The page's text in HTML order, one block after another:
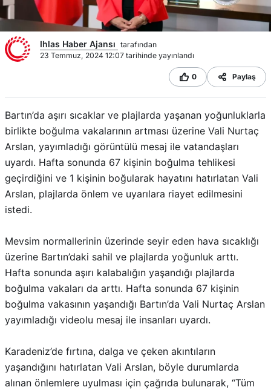
Ihlas Haber Ajansı tarafından
23 Temmuz, 2024 12:07 tarihinde yayınlandı
0 Paylaş
Bartın’da aşırı sıcaklar ve plajlarda yaşanan yoğunluklarla
birlikte boğulma vakalarının artması üzerine Vali Nurtaç
Arslan, yayımladığı görüntülü mesaj ile vatandaşları
uyardı. Hafta sonunda 67 kişinin boğulma tehlikesi
geçirdiğini ve 1 kişinin boğularak hayatını hatırlatan Vali
Arslan, plajlarda önlem ve uyarılara riayet edilmesini
istedi.
Mevsim normallerinin üzerinde seyir eden hava sıcaklığı
üzerine Bartın’daki sahil ve plajlarda yoğunluk arttı.
Hafta sonunda aşırı kalabalığın yaşandığı plajlarda
boğulma vakaları da arttı. Hafta sonunda 67 kişinin
boğulma vakasının yaşandığı Bartın’da Vali Nurtaç Arslan
yayımladığı videolu mesaj ile insanları uyardı.
Karadeniz’de fırtına, dalga ve çeken akıntıların
yaşandığını hatırlatan Vali Arslan, böyle durumlarda
alınan önlemlere uyulması için çağrıda bulunarak, “Tüm